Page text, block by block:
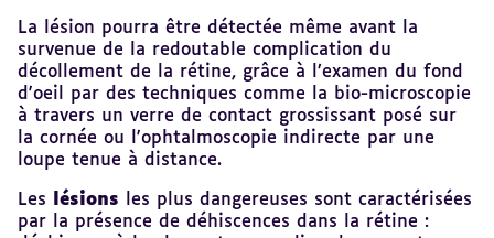
La lésion pourra être détectée même avant la
survenue de la redoutable complication du
décollement de la rétine, grâce à l’examen du fond
d'oeil par des techniques comme la bio-microscopie
à travers un verre de contact grossissant posé sur
la cornée ou l'ophtalmoscopie indirecte par une
loupe tenue à distance.
Les lésions les plus dangereuses sont caractérisées
par la présence de déhiscences dans la rétine :